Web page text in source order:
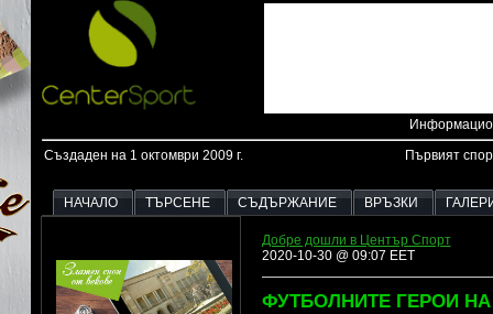
Създаден на 1 октомври 2009 г. Първият
НАЧАЛО ТЪРСЕНЕ СЪДЪРЖАНИЕ ВРЪЗКИ
Добре дошли в Център Спорт
2020-10-30 @ 09:07 EET
ФУТБОЛНИТЕ ГЕРОИ